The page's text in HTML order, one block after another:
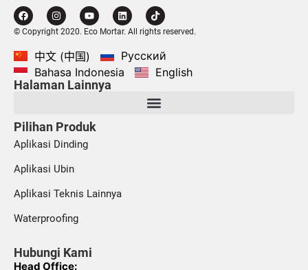
© Copyright 2020. Eco Mortar. All rights reserved.
中文 (中国)
Русский
Bahasa Indonesia
English
Halaman Lainnya
Pilihan Produk
Aplikasi Dinding
Aplikasi Ubin
Aplikasi Teknis Lainnya
Waterproofing
Hubungi Kami
Head Office: